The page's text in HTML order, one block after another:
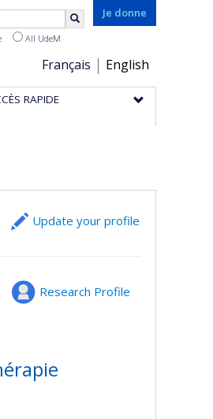
Je donne
Choix
de
la
Français English
All UdeM
RAPIDE
Update your profile
Research Profile